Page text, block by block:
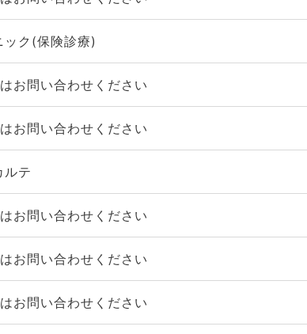
ック(保険診療)
お問い合わせください
お問い合わせください
ルテ
お問い合わせください
お問い合わせください
お問い合わせください